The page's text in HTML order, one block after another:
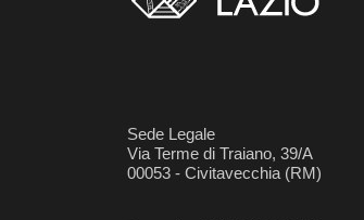
Sede Legale
Via Terme di Traiano, 39/A
00053 - Civitavecchia (RM)